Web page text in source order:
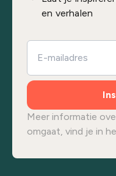
en verhalen
Meer informatie
omgaat, vind je in